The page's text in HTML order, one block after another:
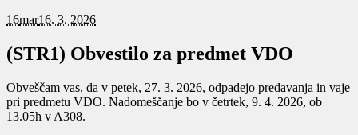
16mar16. 3. 2026
(STR1) Obvestilo za predmet VDO
Obveščam vas, da v petek, 27. 3. 2026, odpadejo predavanja in vaje
pri predmetu VDO. Nadomeščanje bo v četrtek, 9. 4. 2026, ob
13.05h v A308.